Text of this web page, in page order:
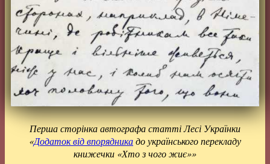
Перша сторінка автографа статті Лесі Українки
«Додаток від впорядникадо українського перекладу
книжечки «Хто з чого жиє»»